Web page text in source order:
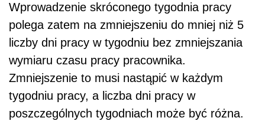
Wprowadzenie skróconego tygodnia pracy
polega zatem na zmniejszeniu do mniej niż 5
liczby dni pracy w tygodniu bez zmniejszania
wymiaru czasu pracy pracownika.
Zmniejszenie to musi nastąpić w każdym
tygodniu pracy, a liczba dni pracy w
poszczególnych tygodniach może być różna.